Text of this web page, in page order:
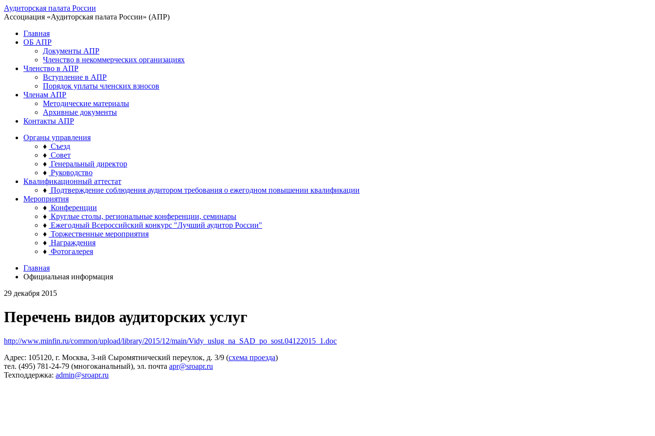
Аудиторская палата России
Ассоциация «Аудиторская палата России» (АПР)
Главная
ОБ АПР
Документы АПР
Членство в некоммерческих организациях
Членство в АПР
Вступление в АПР
Порядок уплаты членских взносов
Членам АПР
Методические материалы
Архивные документы
Контакты АПР
Органы управления
♦ Съезд
♦ Совет
♦ Генеральный директор
♦ Руководство
Квалификационный аттестат
♦ Подтверждение соблюдения аудитором требования о ежегодном повышении квалификации
Мероприятия
♦ Конференции
♦ Круглые столы, региональные конференции, семинары
♦ Ежегодный Всероссийский конкурс "Лучший аудитор России"
♦ Торжественные мероприятия
♦ Награждения
♦ Фотогалерея
Главная
Официальная информация
29 декабря 2015
Перечень видов аудиторских услуг
http://www.minfin.ru/common/upload/library/2015/12/main/Vidy_uslug_na_SAD_po_sost.04122015_1.doc
Адрес: 105120, г. Москва, 3-ий Сыромятнический переулок, д. 3/9 (схема проезда)
тел. (495) 781-24-79 (многоканальный), эл. почта apr@sroapr.ru
Техподдержка: admin@sroapr.ru